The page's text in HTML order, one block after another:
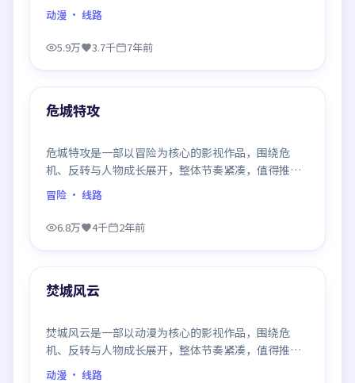
推荐观看。
动漫 · 线路
5.9万 3.7千 7年前
最新
危城特攻
危城特攻是一部以冒险为核心的影视作品，围绕危
机、反转与人物成长展开，整体节奏紧凑，值得推荐
观看。
冒险 · 线路
6.8万 4千 2年前
最新
焚城风云
焚城风云是一部以动漫为核心的影视作品，围绕危
机、反转与人物成长展开，整体节奏紧凑，值得推荐
观看。
动漫 · 线路